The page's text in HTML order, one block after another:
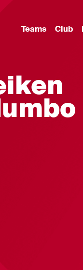
Teams Club